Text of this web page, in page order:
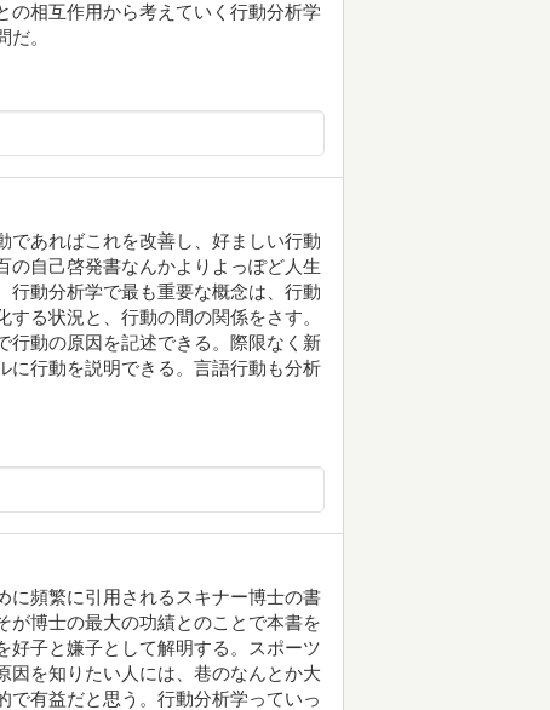
の相互作用から考えていく行動分析学
。
であればこれを改善し、好ましい行動
の自己啓発書なんかよりよっぽど人生
行動分析学で最も重要な概念は、行動
る状況と、行動の間の関係をさす。
行動の原因を記述できる。際限なく新
に行動を説明できる。言語行動も分析
に頻繁に引用されるスキナー博士の書
が博士の最大の功績とのことで本書を
好子と嫌子として解明する。スポーツ
因を知りたい人には、巷のなんとか大
で有益だと思う。行動分析学っていっ